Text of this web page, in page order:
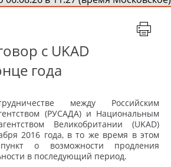
с UKAD
года
между Российским
(РУСАДА) и Национальным
Великобритании (UKAD)
2016 года, в то же время в этом
о возможности продления
в последующий период.